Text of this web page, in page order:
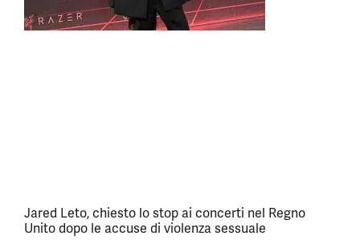
Jared Leto, chiesto lo stop ai concerti nel Regno
Unito dopo le accuse di violenza sessuale